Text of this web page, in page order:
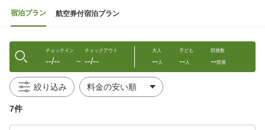
宿泊プラン 航空券付宿泊プラン
チェックイン
--/-- 〜
チェックアウト
--/--
大人
--人
子ども
--人
部屋数
--部屋
絞り込み
7件